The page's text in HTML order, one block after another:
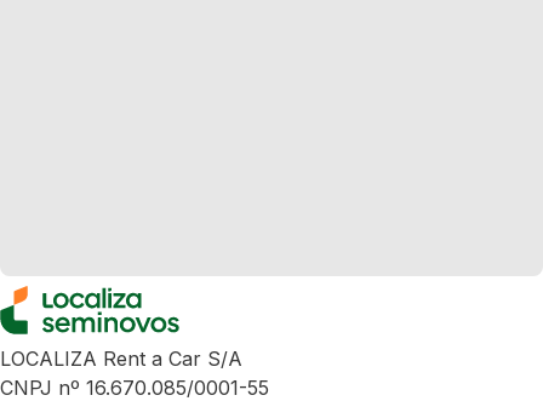
LOCALIZA Rent a Car S/A
CNPJ nº 16.670.085/0001-55